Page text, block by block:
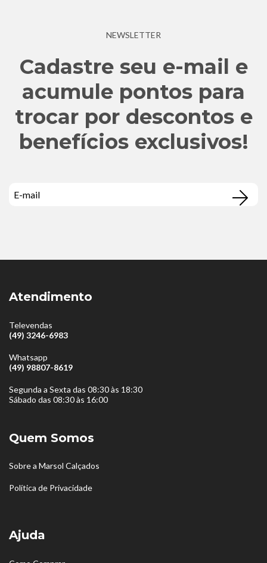
NEWSLETTER
Cadastre seu e-mail e
acumule pontos para
trocar por descontos e
benefícios exclusivos!
Atendimento
Televendas
(49) 3246-6983
Whatsapp
(49) 98807-8619
Segunda a Sexta das 08:30 às 18:30
Sábado das 08:30 às 16:00
Quem Somos
Sobre a Marsol Calçados
Política de Privacidade
Ajuda